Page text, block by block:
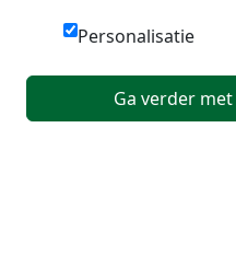
Personalisatie
Ga verder